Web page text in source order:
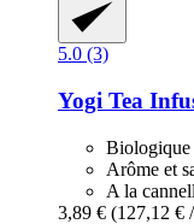
5.0 (3)
Yogi Tea
Biologique
Arôme et
A la
3,89 € (127,12 €